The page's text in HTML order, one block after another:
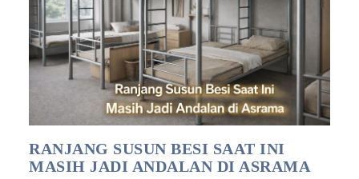
RANJANG SUSUN BESI SAAT INI
MASIH JADI ANDALAN DI ASRAMA